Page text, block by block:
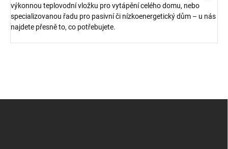
výkonnou teplovodní vložku pro vytápění celého domu, nebo
specializovanou řadu pro pasivní či nízkoenergetický dům – u nás
najdete přesně to, co potřebujete.